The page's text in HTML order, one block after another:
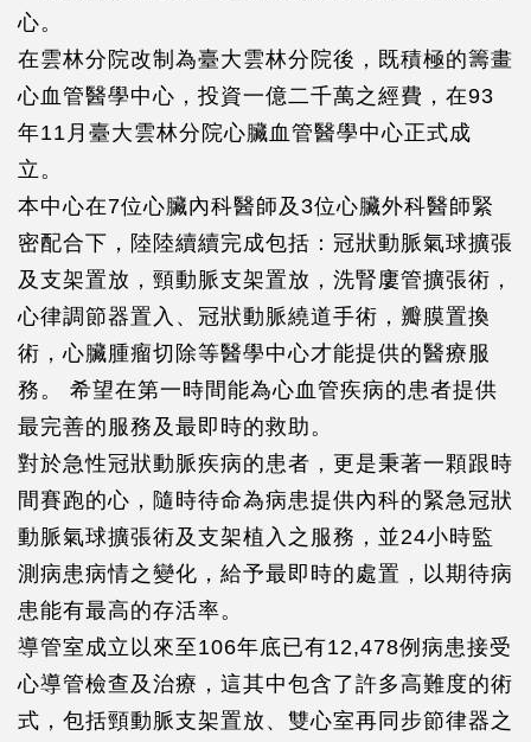
心。
在雲林分院改制為臺大雲林分院後，既積極的籌畫
心血管醫學中心，投資一億二千萬之經費，在93
年11月臺大雲林分院心臟血管醫學中心正式成
立。
本中心在7位心臟內科醫師及3位心臟外科醫師緊
密配合下，陸陸續續完成包括：冠狀動脈氣球擴張
及支架置放，頸動脈支架置放，洗腎廔管擴張術，
心律調節器置入、冠狀動脈繞道手術，瓣膜置換
術，心臟腫瘤切除等醫學中心才能提供的醫療服
務。 希望在第一時間能為心血管疾病的患者提供
最完善的服務及最即時的救助。
對於急性冠狀動脈疾病的患者，更是秉著一顆跟時
間賽跑的心，隨時待命為病患提供內科的緊急冠狀
動脈氣球擴張術及支架植入之服務，並24小時監
測病患病情之變化，給予最即時的處置，以期待病
患能有最高的存活率。
導管室成立以來至106年底已有12,478例病患接受
心導管檢查及治療，這其中包含了許多高難度的術
式，包括頸動脈支架置放、雙心室再同步節律器之